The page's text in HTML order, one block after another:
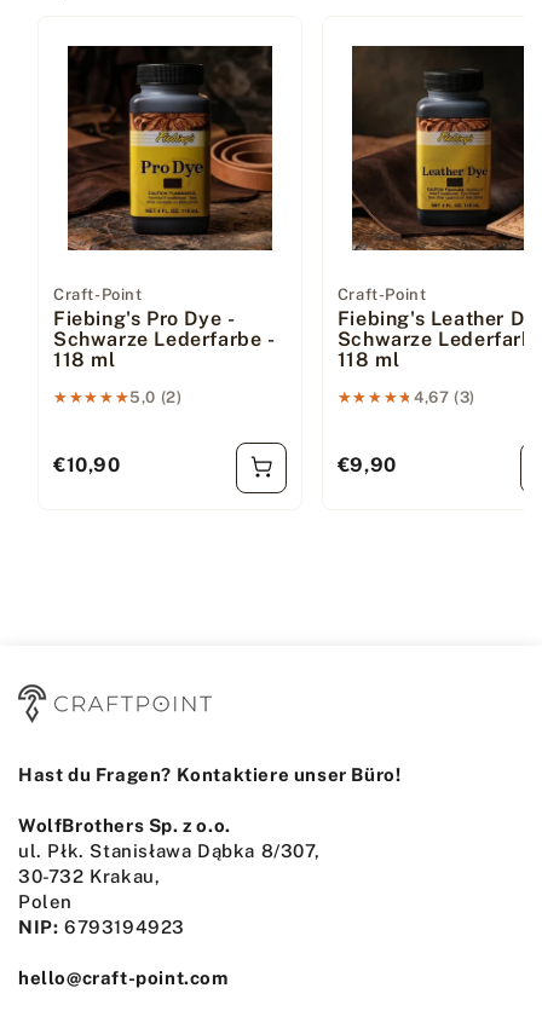
Anbieter:
Craft-Point
Fiebing's Pro Dye -
Schwarze Lederfarbe -
118 ml
★★★★★
★★★★★5,0 (2)
Regulärer Preis
€10,90
Anbieter:
Craft-Point
Fiebing's Leather
Schwarze
118 ml
★★★★★
★★★★★4,67 (3)
Regulärer Preis
€9,90
Hast du Fragen? Kontaktiere unser Büro!
WolfBrothers Sp. z o.o.
ul. Płk. Stanisława Dąbka 8/307,
30-732 Krakau,
Polen
NIP: 6793194923
hello@craft-point.com